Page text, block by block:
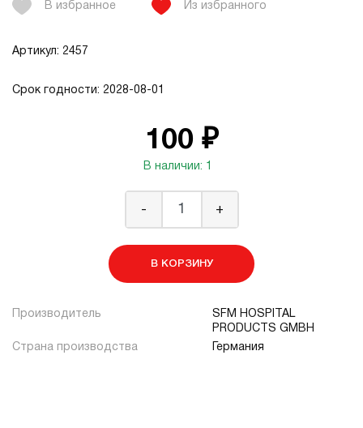
В избранное Из избранного
Артикул: 2457
Срок годности: 2028-08-01
100 ₽
В наличии: 1
- +
В КОРЗИНУ
Производитель
SFM HOSPITAL
PRODUCTS GMBH
Страна производства
Германия